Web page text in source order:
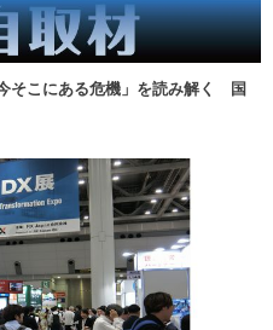
そこにある危機」を読み解く 国